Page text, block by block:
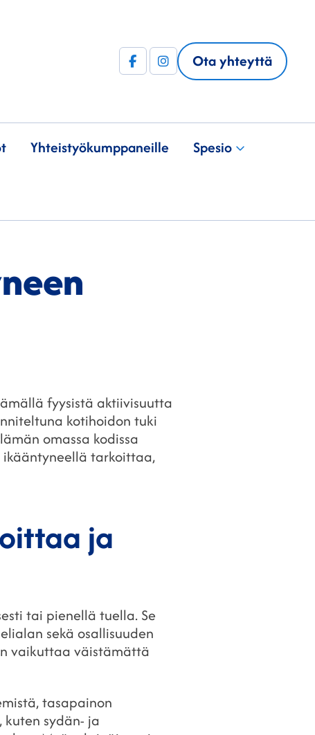
FacebookInstagramOta yhteyttä
Yhteistyö­kumppaneille Spesio
fyysistä aktiivisuutta
kotihoidon tuki
omassa kodissa
ikääntyneellä tarkoittaa,
ja
tai pienellä tuella. Se
sekä osallisuuden
vaikuttaa väistämättä
tasapainon
sydän- ja